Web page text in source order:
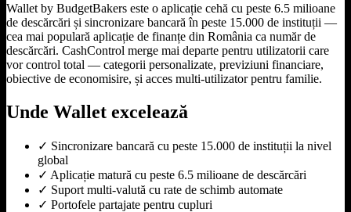
Wallet by BudgetBakers este o aplicație cehă cu peste 6.5 milioane
de descărcări și sincronizare bancară în peste 15.000 de instituții —
cea mai populară aplicație de finanțe din România ca număr de
descărcări. CashControl merge mai departe pentru utilizatorii care
vor control total — categorii personalizate, previziuni financiare,
obiective de economisire, și acces multi-utilizator pentru familie.
Unde Wallet excelează
✓ Sincronizare bancară cu peste 15.000 de instituții la nivel
global
✓ Aplicație matură cu peste 6.5 milioane de descărcări
✓ Suport multi-valută cu rate de schimb automate
✓ Portofele partajate pentru cupluri